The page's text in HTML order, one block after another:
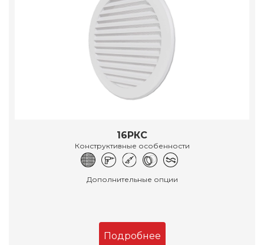
16РКС
Конструктивные особенности
Дополнительные опции
Подробнее